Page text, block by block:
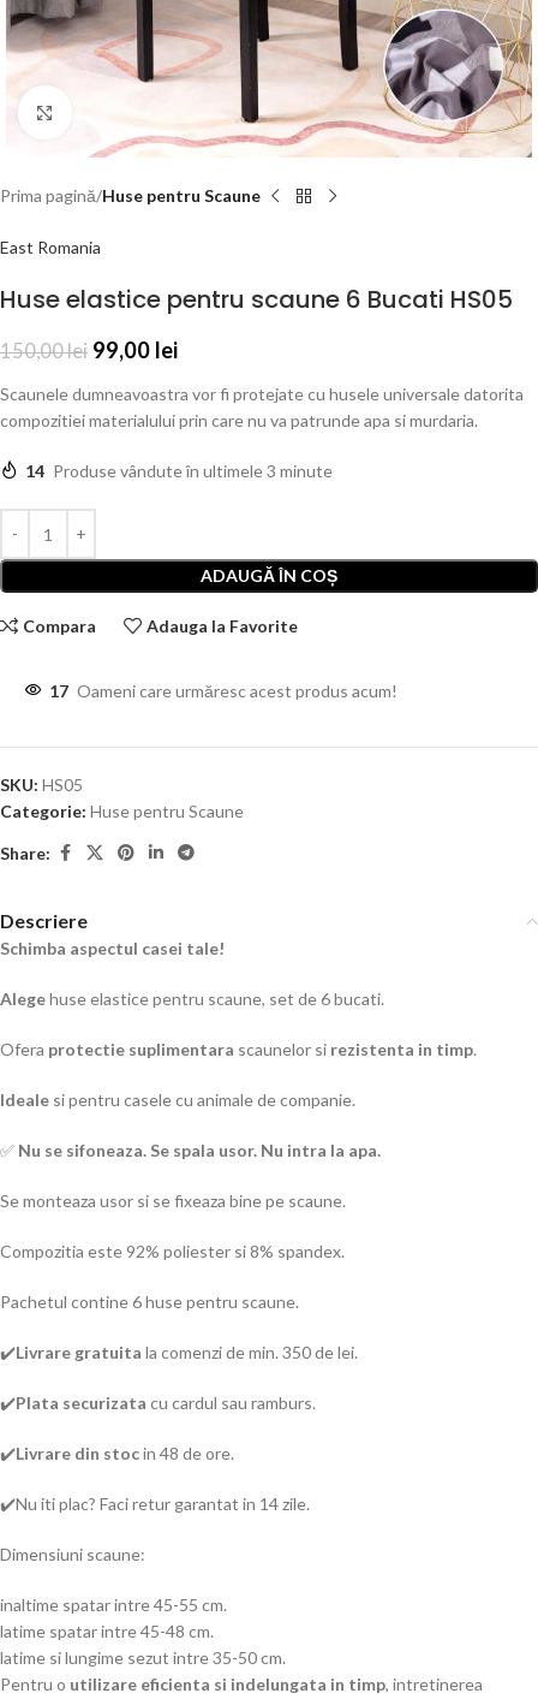
Prima pagină Huse pentru Scaune
East Romania
Huse elastice pentru scaune 6 Bucati HS05
150,00lei 99,00 lei
Scaunele dumneavoastra vor fi protejate cu husele universale datorita
compozitiei materialului prin care nu va patrunde apa si murdaria.
14 Produse vândute în ultimele 3 minute
ADAUGĂ ÎN COȘ
Compara Adauga la Favorite
17 Oameni care urmăresc acest produs acum!
SKU: HS05
Categorie: Huse pentru Scaune
Share:
Descriere
Schimba aspectul casei tale!
Alegehuse elastice pentru scaune, set de 6 bucati.
Ofera protectie suplimentara scaunelor si rezistenta in timp.
Ideale si pentru casele cu animale de companie.
✅ Nu se sifoneaza. Se spala usor. Nu intra la apa.
Se monteaza usor si se fixeaza bine pe scaune.
Compozitia este 92% poliester si 8% spandex.
Pachetul contine 6 huse pentru scaune.
✔️Livrare gratuita la comenzi de min. 350 de lei.
✔️Plata securizata cu cardul sau ramburs.
✔️Livrare din stocin 48 de ore.
✔️Nu iti plac? Faci retur garantat in 14 zile.
Dimensiuni scaune:
inaltime spatar intre 45-55 cm.
latime spatar intre 45-48 cm.
latime si lungime sezut intre 35-50 cm.
Pentru o utilizare eficienta si indelungata in timp, intretinerea